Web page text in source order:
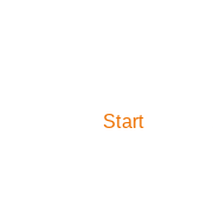
Start